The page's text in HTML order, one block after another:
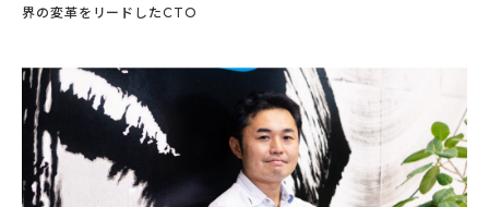
界の変革をリードしたCTO